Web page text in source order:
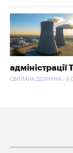
адміністрації
СВІТЛАНА ДОЛІНЧУК - 6